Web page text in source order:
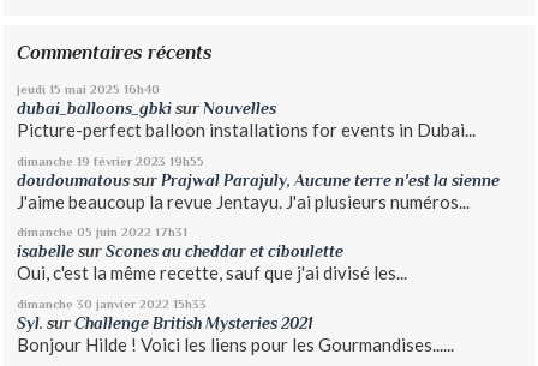
Commentaires récents
jeudi 15 mai 2025 16h40
dubai_balloons_gbki surNouvelles
Picture-perfect balloon installations for events in Dubai...
dimanche 19 février 2023 19h55
doudoumatous sur Prajwal Parajuly, Aucune terre n'est la sienne
J'aime beaucoup la revue Jentayu. J'ai plusieurs numéros...
dimanche 05 juin 2022 17h31
isabelle surScones au cheddar et ciboulette
Oui, c'est la même recette, sauf que j'ai divisé les...
dimanche 30 janvier 2022 15h33
Syl. surChallenge British Mysteries 2021
Bonjour Hilde ! Voici les liens pour les Gourmandises......